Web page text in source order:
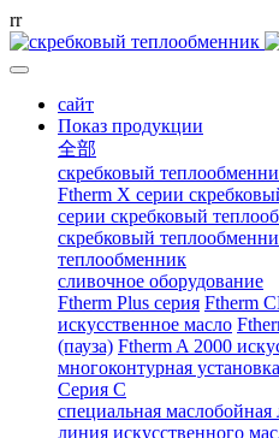
rr
сайт
Показ продукции
全部
скребковый
Ftherm X серии
серии скребковый
скребковый
теплообменник
сливочное оборудование
Ftherm Plus серия Ftherm
искусственное масло
(пауза) Ftherm A 2000
многоконтурная установка
Серия C
специальная маслобойная
линия искусственного